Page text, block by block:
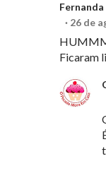
26 de
Ficaram